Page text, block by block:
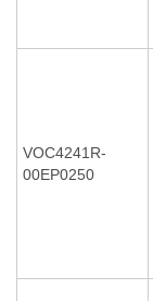
VOC4241R-
00EP0250